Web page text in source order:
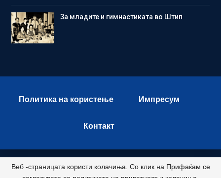
Зa младите и гимнастиката во Штип
Политика на користење Импресум
Контакт
© 2026 - Istok Press. All Rights Reserved.
Веб -страницата користи колачиња. Со клик на Прифаќам се